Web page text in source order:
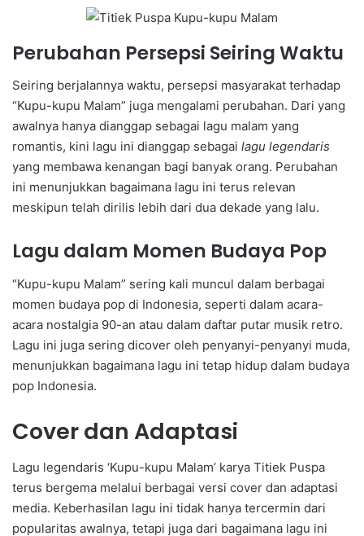
Perubahan Persepsi Seiring Waktu
Seiring berjalannya waktu, persepsi masyarakat terhadap
“Kupu-kupu Malam” juga mengalami perubahan. Dari yang
awalnya hanya dianggap sebagai lagu malam yang
romantis, kini lagu ini dianggap sebagai lagu legendaris
yang membawa kenangan bagi banyak orang. Perubahan
ini menunjukkan bagaimana lagu ini terus relevan
meskipun telah dirilis lebih dari dua dekade yang lalu.
Lagu dalam Momen Budaya Pop
“Kupu-kupu Malam” sering kali muncul dalam berbagai
momen budaya pop di Indonesia, seperti dalam acara-
acara nostalgia 90-an atau dalam daftar putar musik retro.
Lagu ini juga sering dicover oleh penyanyi-penyanyi muda,
menunjukkan bagaimana lagu ini tetap hidup dalam budaya
pop Indonesia.
Cover dan Adaptasi
Lagu legendaris ‘Kupu-kupu Malam’ karya Titiek Puspa
terus bergema melalui berbagai versi cover dan adaptasi
media. Keberhasilan lagu ini tidak hanya tercermin dari
popularitas awalnya, tetapi juga dari bagaimana lagu ini